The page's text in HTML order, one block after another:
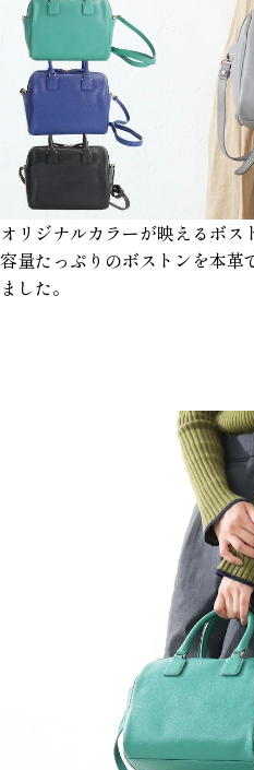
オリジナルカラーが映えるボス
容量たっぷりのボストンを本
ました。